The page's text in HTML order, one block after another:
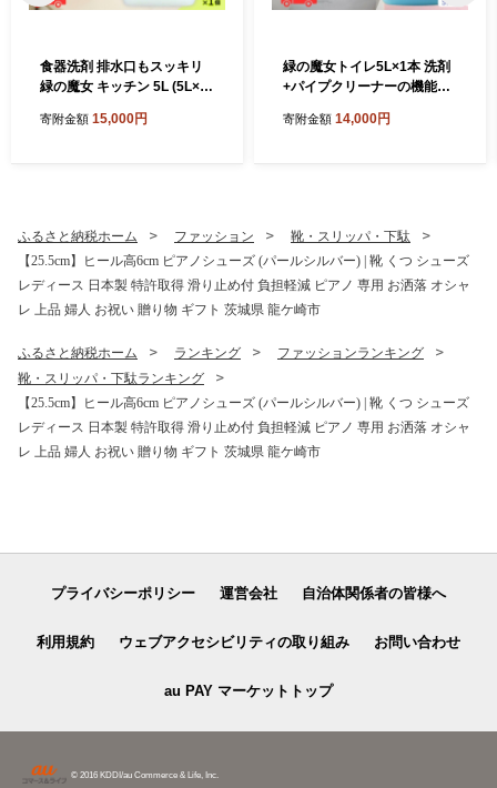
食器洗剤 排水口もスッキリ
緑の魔女 キッチン 5L (5L×1
剤 食器 洗剤 食器用 台所用洗
にやさしい 油汚れ 詰め替え
大容量 大容量用キャップ付
き 除菌 防臭 ギフト 洗浄力
茨城県 龍ケ崎市
寄附金額 15,000円
緑の魔女トイレ5L×1本 洗剤
+パイプクリーナーの機能化
務用 | 洗剤 液体 環境配慮ト
寄附金額 14,000円
ふるさと納税ホーム ファッション
靴・スリッパ・下駄
【25.5cm】ヒール高6cm ピアノシューズ (パールシルバー) | 靴 くつ シューズ
レディース 日本製 特許取得 滑り止め付 負担軽減 ピアノ 専用 お洒落 オシャ
レ 上品 婦人 お祝い 贈り物 ギフト 茨城県 龍ケ崎市
ふるさと納税ホーム ランキング
ファッションランキング
靴・スリッパ・下駄ランキング
【25.5cm】ヒール高6cm ピアノシューズ (パールシルバー) | 靴 くつ シューズ
レディース 日本製 特許取得 滑り止め付 負担軽減 ピアノ 専用 お洒落 オシャ
レ 上品 婦人 お祝い 贈り物 ギフト 茨城県 龍ケ崎市
プライバシーポリシー 運営会社 自治体関係者の皆様へ
利用規約 ウェブアクセシビリティの取り組み お問い合わせ
au PAY マーケットトップ
© 2016 KDDI/au Commerce & Life, Inc.